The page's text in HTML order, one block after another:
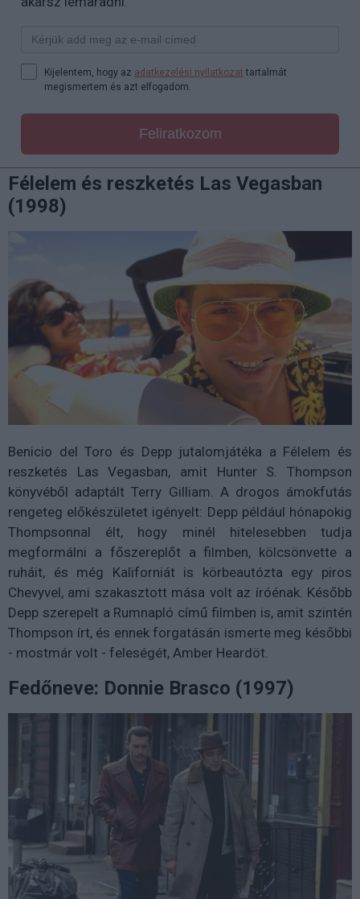
Kijelentem, hogy az adatkezelési nyilatkozat tartalmát
megismertem és azt elfogadom.
Feliratkozom
Félelem és reszketés Las Vegasban
(1998)
Benicio del Toro és Depp jutalomjátéka a Félelem és
reszketés Las Vegasban, amit Hunter S. Thompson
könyvéből adaptált Terry Gilliam. A drogos ámokfutás
rengeteg előkészületet igényelt: Depp például hónapokig
Thompsonnal élt, hogy minél hitelesebben tudja
megformálni a főszereplőt a filmben, kölcsönvette a
ruháit, és még Kaliforniát is körbeautózta egy piros
Chevyvel, ami szakasztott mása volt az íróénak. Később
Depp szerepelt a Rumnapló című filmben is, amit szintén
Thompson írt, és ennek forgatásán ismerte meg későbbi
- mostmár volt - feleségét, Amber Heardöt.
Fedőneve: Donnie Brasco (1997)